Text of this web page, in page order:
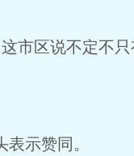
市区说不定不
示赞同。